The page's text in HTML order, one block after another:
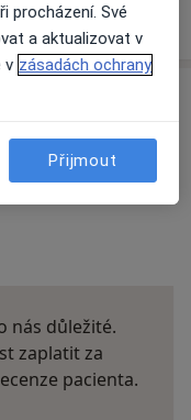
nás důležité.
zaplatit za
pacienta.
procházení. Své
a aktualizovat v
v zásadách ochrany
Přijmout